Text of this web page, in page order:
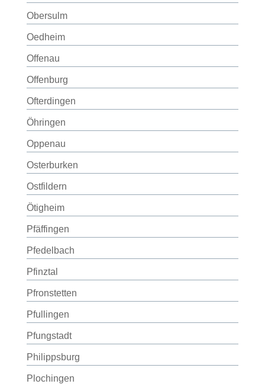
Obersulm
Oedheim
Offenau
Offenburg
Ofterdingen
Öhringen
Oppenau
Osterburken
Ostfildern
Ötigheim
Pfäffingen
Pfedelbach
Pfinztal
Pfronstetten
Pfullingen
Pfungstadt
Philippsburg
Plochingen